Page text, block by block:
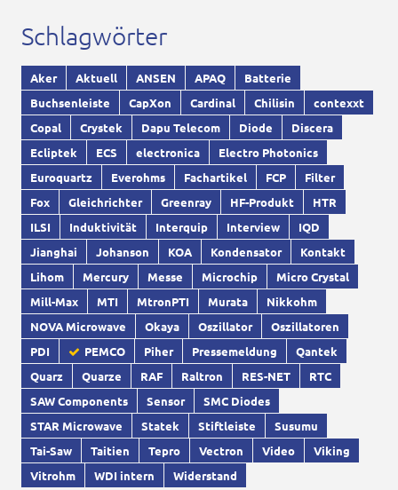
Schlagwörter
Aker Aktuell ANSEN APAQ
Batterie
Buchsenleiste
CapXon Cardinal Chilisin
contexxt
Copal
Crystek Dapu Telecom Diode
Discera
Ecliptek
ECS electronica
Electro Photonics
Euroquartz
Everohms Fachartikel FCP
Filter
Fox
Gleichrichter Greenray HF-Produkt
HTR
ILSI
Induktivität Interquip Interview
IQD
Jianghai
Johanson KOA Kondensator
Kontakt
Lihom
Mercury Messe Microchip
Micro Crystal
Mill-Max
MTI MtronPTI Murata
Nikkohm
NOVA Microwave
Okaya Oszillator
Oszillatoren
PDI
PEMCO Piher Pressemeldung
Qantek
Quarz
Quarze RAF Raltron RES-NET
RTC
SAW Components
Sensor
SMC Diodes
STAR Microwave
Statek Stiftleiste
Susumu
Tai-Saw
Taitien Tepro Vectron Video
Viking
Vitrohm
WDI intern Widerstand